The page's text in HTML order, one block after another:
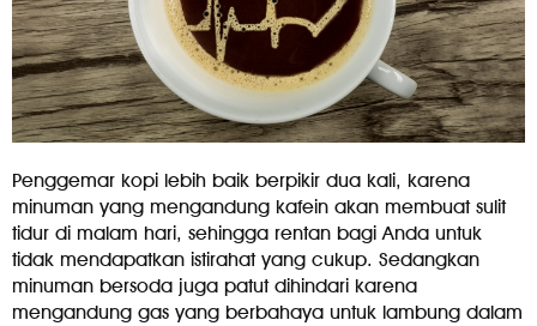
Penggemar kopi lebih baik berpikir dua kali, karena
minuman yang mengandung kafein akan membuat sulit
tidur di malam hari, sehingga rentan bagi Anda untuk
tidak mendapatkan istirahat yang cukup. Sedangkan
minuman bersoda juga patut dihindari karena
mengandung gas yang berbahaya untuk lambung dalam